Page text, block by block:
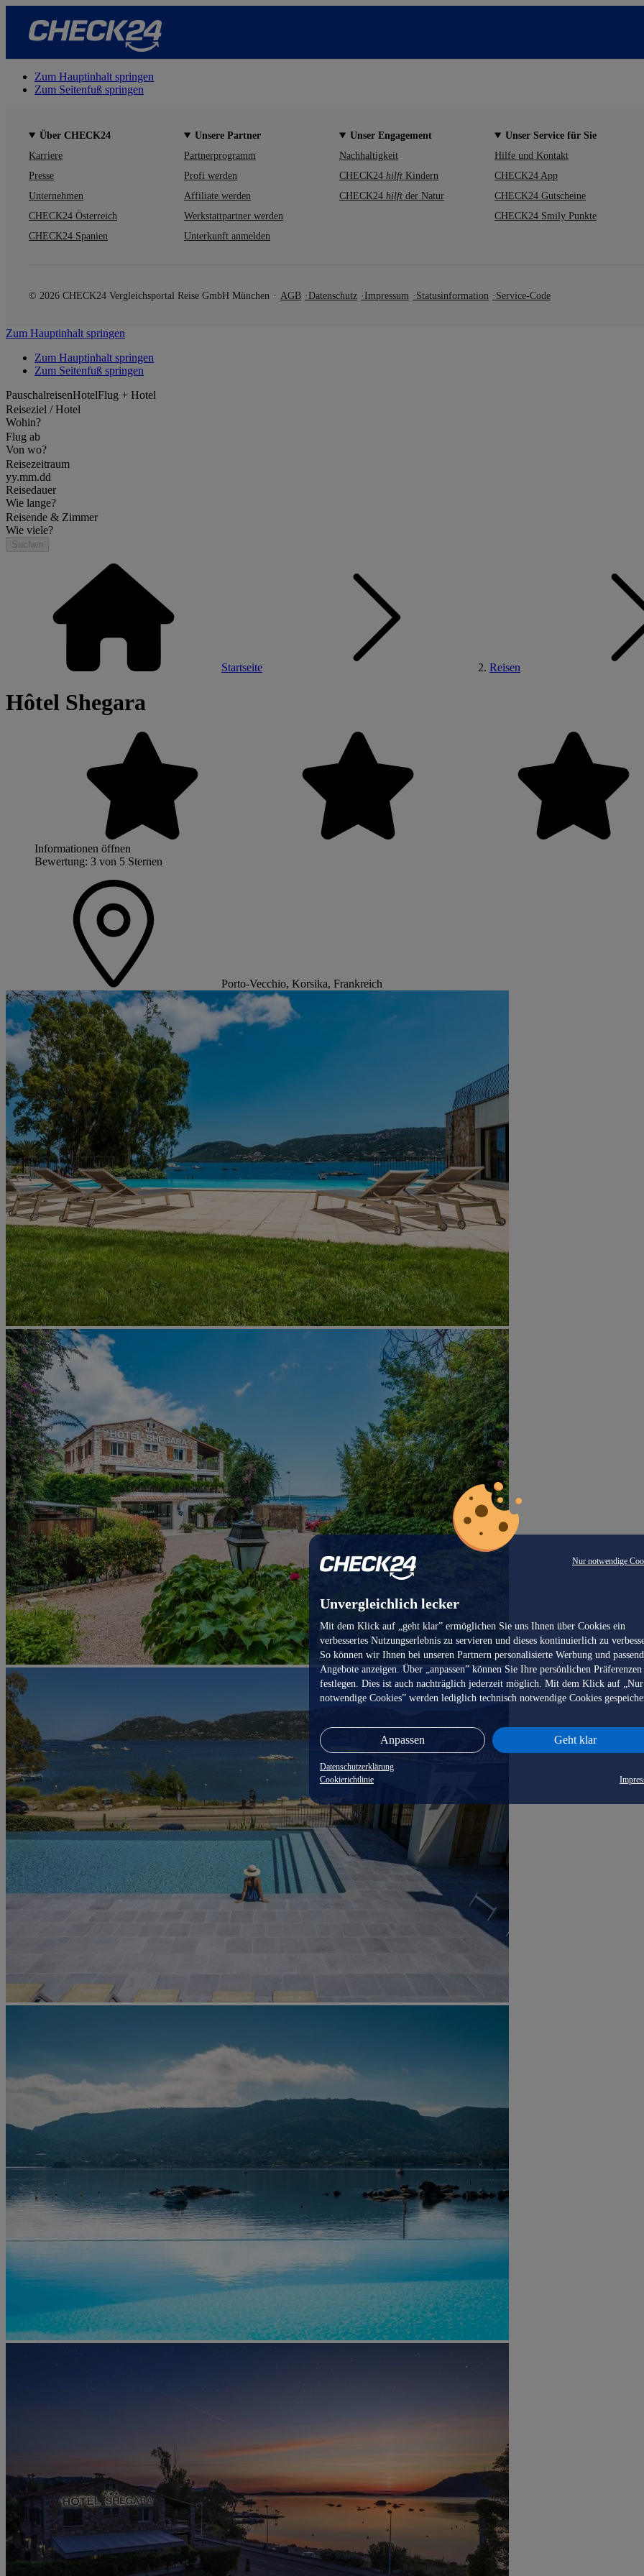
Nur notwendige
Unvergleichlich lecker
Mit dem Klick auf „geht klar” ermöglichen Sie uns Ihnen über Cookies ein
verbessertes Nutzungserlebnis zu servieren und dieses kontinuierlich zu
So können wir Ihnen bei unseren Partnern personalisierte Werbung und
Angebote anzeigen. Über „anpassen” können Sie Ihre persönlichen Präferenzen
festlegen. Dies ist auch nachträglich jederzeit möglich. Mit dem Klick auf „Nur
notwendige Cookies” werden lediglich technisch notwendige Cookies
Anpassen Geht klar
Datenschutzerklärung
Cookierichtlinie
Zum Hauptinhalt springen
Zum Seitenfuß springen
Über CHECK24
Karriere
Presse
Unternehmen
CHECK24 Österreich
CHECK24 Spanien
Unsere Partner
Partnerprogramm
Profi werden
Affiliate werden
Werkstattpartner werden
Unterkunft anmelden
Unser Engagement
Nachhaltigkeit
CHECK24 hilft Kindern
CHECK24 hilft der Natur
Unser Service für Sie
Hilfe und Kontakt
CHECK24 App
CHECK24 Gutscheine
CHECK24 Smily Punkte
© 2026 CHECK24 Vergleichsportal Reise GmbH München AGB Datenschutz Impressum Statusinformation Service-Code
Zum Hauptinhalt springen
Zum Hauptinhalt springen
Zum Seitenfuß springen
PauschalreisenHotelFlug + Hotel
Reiseziel / Hotel
Wohin?
Flug ab
Von wo?
Reisezeitraum
yy.mm.dd
Reisedauer
Wie lange?
Reisende & Zimmer
Wie viele?
Suchen
Startseite Reisen
Hôtel Shegara
Informationen öffnen
Bewertung: 3 von 5 Sternen
Porto-Vecchio, Korsika, Frankreich